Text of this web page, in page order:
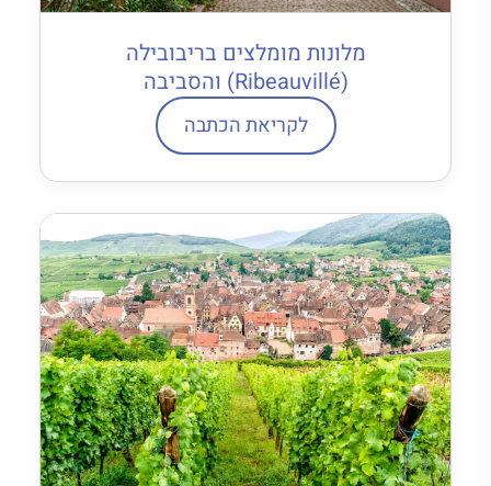
מלונות מומלצים בריבובילה
לקריאת הכתבה